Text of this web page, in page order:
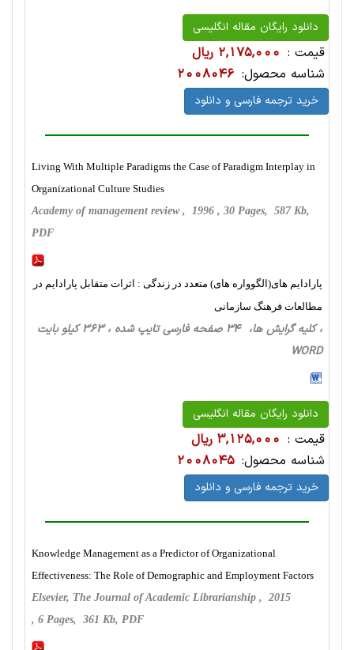
دانلود رایگان مقاله انگلیسی
قیمت : 2,175,000 ریال
شناسه محصول: 2008046
خرید ترجمه فارسی و دانلود
Living With Multiple Paradigms the Case of Paradigm Interplay in
Organizational Culture Studies
Academy of management review , 1996 , 30 Pages, 587 Kb,
PDF
پارادایم های(الگوواره های) متعدد در زندگی : اثرات متقابل پارادایم در
مطالعات فرهنگ سازمانی
، کلیه گرایش ها، 34 صفحه فارسی تایپ شده ، 363 کیلو بایت
WORD
دانلود رایگان مقاله انگلیسی
قیمت : 3,125,000 ریال
شناسه محصول: 2008045
خرید ترجمه فارسی و دانلود
Knowledge Management as a Predictor of Organizational
Effectiveness: The Role of Demographic and Employment Factors
Elsevier, The Journal of Academic Librarianship , 2015
, 6 Pages, 361 Kb, PDF